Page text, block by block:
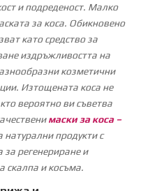
и подреденост. Малко
за коса. Обикновено
като средство за
издръжливостта на
козметични
Изтощената коса не
вероятно ви съветва
маски за коса –
натурални продукти с
регенериране и
скалпа и косъма.